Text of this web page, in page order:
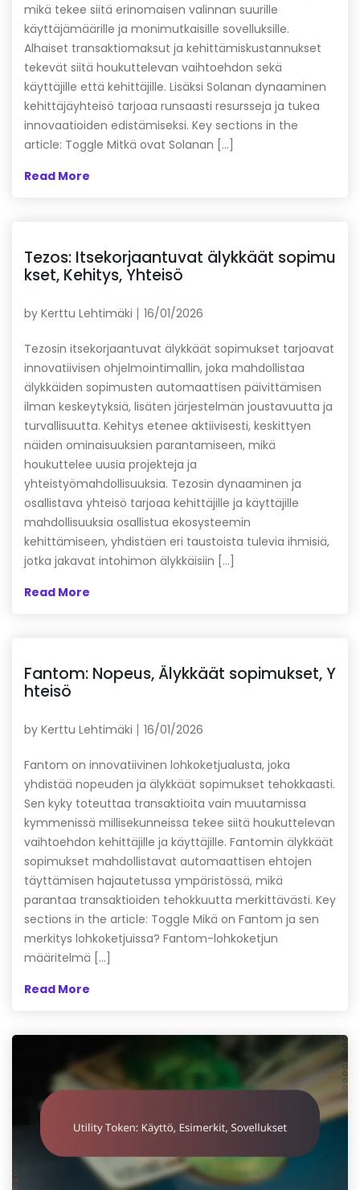
mikä tekee siitä erinomaisen valinnan suurille
käyttäjämäärille ja monimutkaisille sovelluksille.
Alhaiset transaktiomaksut ja kehittämiskustannukset
tekevät siitä houkuttelevan vaihtoehdon sekä
käyttäjille että kehittäjille. Lisäksi Solanan dynaaminen
kehittäjäyhteisö tarjoaa runsaasti resursseja ja tukea
innovaatioiden edistämiseksi. Key sections in the
article: Toggle Mitkä ovat Solanan […]
Read More
Tezos: Itsekorjaantuvat älykkäät sopimu
kset, Kehitys, Yhteisö
by Kerttu Lehtimäki 16/01/2026
Tezosin itsekorjaantuvat älykkäät sopimukset tarjoavat
innovatiivisen ohjelmointimallin, joka mahdollistaa
älykkäiden sopimusten automaattisen päivittämisen
ilman keskeytyksiä, lisäten järjestelmän joustavuutta ja
turvallisuutta. Kehitys etenee aktiivisesti, keskittyen
näiden ominaisuuksien parantamiseen, mikä
houkuttelee uusia projekteja ja
yhteistyömahdollisuuksia. Tezosin dynaaminen ja
osallistava yhteisö tarjoaa kehittäjille ja käyttäjille
mahdollisuuksia osallistua ekosysteemin
kehittämiseen, yhdistäen eri taustoista tulevia ihmisiä,
jotka jakavat intohimon älykkäisiin […]
Read More
Fantom: Nopeus, Älykkäät sopimukset, Y
hteisö
by Kerttu Lehtimäki 16/01/2026
Fantom on innovatiivinen lohkoketjualusta, joka
yhdistää nopeuden ja älykkäät sopimukset tehokkaasti.
Sen kyky toteuttaa transaktioita vain muutamissa
kymmenissä millisekunneissa tekee siitä houkuttelevan
vaihtoehdon kehittäjille ja käyttäjille. Fantomin älykkäät
sopimukset mahdollistavat automaattisen ehtojen
täyttämisen hajautetussa ympäristössä, mikä
parantaa transaktioiden tehokkuutta merkittävästi. Key
sections in the article: Toggle Mikä on Fantom ja sen
merkitys lohkoketjuissa? Fantom-lohkoketjun
määritelmä […]
Read More